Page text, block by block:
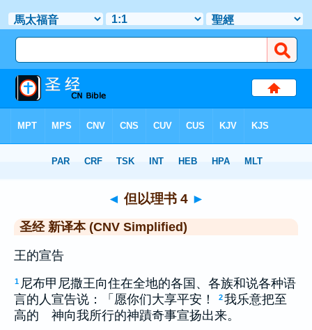
> 但以理书 4
◄ 但以理书 4 ►
圣经 新译本 (CNV Simplified)
王的宣告
1 尼布甲尼撒王向住在全地的各国、各族和说各种语
言的人宣告说：「愿你们大享平安！
2我乐意把至
高的 神向我所行的神蹟奇事宣扬出来。